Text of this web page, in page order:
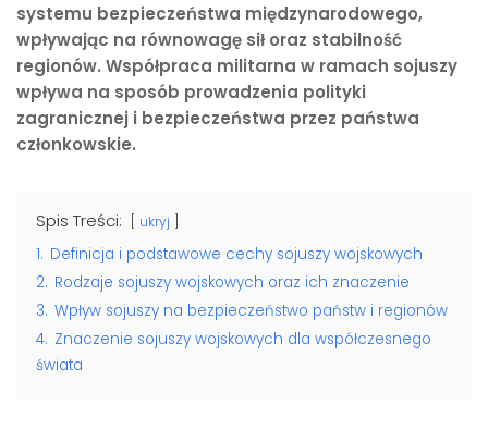
systemu bezpieczeństwa międzynarodowego,
wpływając na równowagę sił oraz stabilność
regionów. Współpraca militarna w ramach sojuszy
wpływa na sposób prowadzenia polityki
zagranicznej i bezpieczeństwa przez państwa
członkowskie.
Spis Treści: ukryj
1. Definicja i podstawowe cechy sojuszy wojskowych
2. Rodzaje sojuszy wojskowych oraz ich znaczenie
3. Wpływ sojuszy na bezpieczeństwo państw i regionów
4. Znaczenie sojuszy wojskowych dla współczesnego
świata